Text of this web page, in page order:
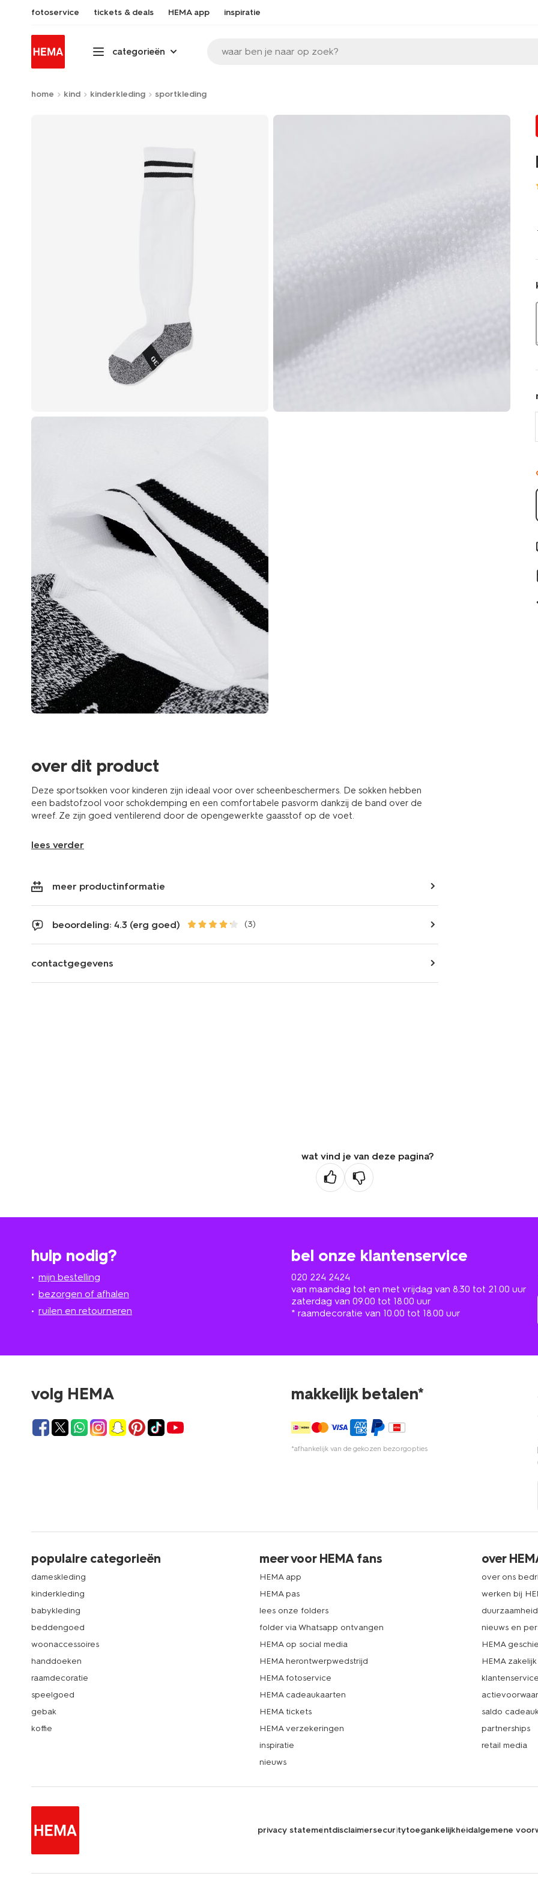
fotoservice tickets & deals HEMA app inspiratie
categorieën waar ben je naar op zoek?
home kind kinderkleding sportkleding
over dit product
Deze sportsokken voor kinderen zijn ideaal voor over scheenbeschermers. De sokken hebben
een badstofzool voor schokdemping en een comfortabele pasvorm dankzij de band over de
wreef. Ze zijn goed ventilerend door de opengewerkte gaasstof op de voet.
lees verder
meer productinformatie
beoordeling: 4.3 (erg goed) (3)
contactgegevens
wat vind je van deze pagina?
hulp nodig?
mijn bestelling
bezorgen of afhalen
ruilen en retourneren
bel onze klantenservice
020 224 2424
van maandag tot en met vrijdag van 8.30 tot 21.00 uur
zaterdag van 09.00 tot 18.00 uur
* raamdecoratie van 10.00 tot 18.00 uur
volg HEMA makkelijk betalen*
*afhankelijk van de gekozen bezorgopties
populaire categorieën
dameskleding
kinderkleding
babykleding
beddengoed
woonaccessoires
handdoeken
raamdecoratie
speelgoed
gebak
koffie
meer voor HEMA fans
HEMA app
HEMA pas
lees onze folders
folder via Whatsapp ontvangen
HEMA op social media
HEMA herontwerpwedstrijd
HEMA fotoservice
HEMA cadeaukaarten
HEMA tickets
HEMA verzekeringen
inspiratie
nieuws
over
over ons
werken bij
duurzaamheid
nieuws en
HEMA
HEMA zakelijk
klantenservice
saldo
partnerships
retail media
privacy statementdisclaimersecuritytoegankelijkheidalgemene